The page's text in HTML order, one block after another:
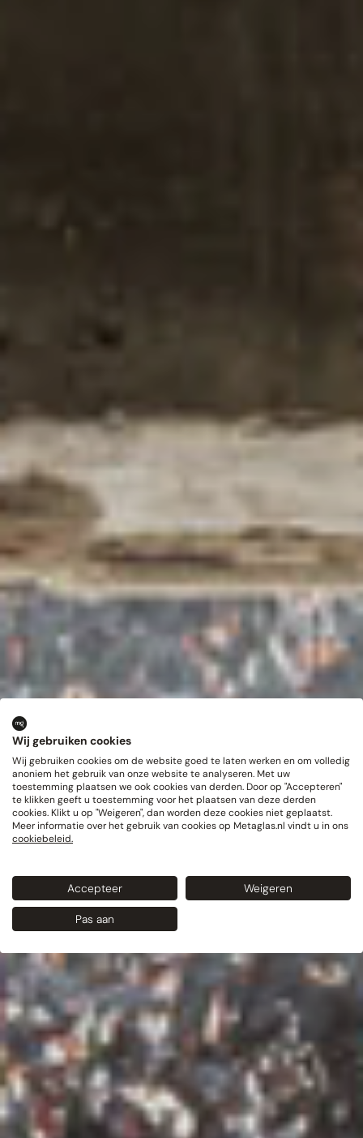
Wij gebruiken cookies
Wij gebruiken cookies om de website goed te laten werken en om volledig
anoniem het gebruik van onze website te analyseren. Met uw
toestemming plaatsen we ook cookies van derden. Door op "Accepteren"
te klikken geeft u toestemming voor het plaatsen van deze derden
cookies. Klikt u op "Weigeren", dan worden deze cookies niet geplaatst.
Meer informatie over het gebruik van cookies op Metaglas.nl vindt u in ons
cookiebeleid.
Accepteer Weigeren
Pas aan